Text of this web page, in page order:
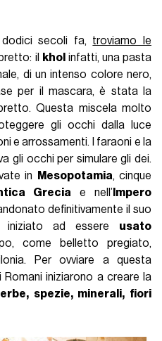
secoli fa, troviamo le
il khol infatti, una pasta
di un intenso colore nero,
per il mascara, è stata la
Questa miscela molto
gli occhi dalla luce
e arrossamenti. I faraoni e la
gli occhi per simulare gli dei.
in
Mesopotamia, cinque
Greciae nell’ Impero
definitivamente il suo
iniziato ad essere usato
come belletto pregiato,
Per ovviare a questa
iniziarono a creare la
spezie, minerali, fiori